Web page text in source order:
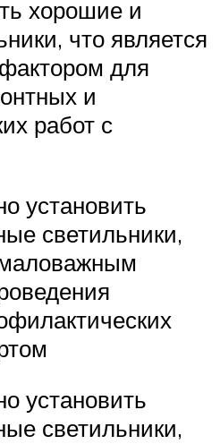
хорошие и
что является
для
и
работ с
установить
светильники,
установить
светильники,